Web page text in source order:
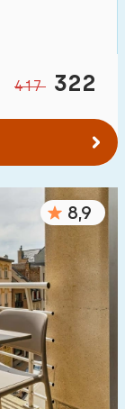
1
2
417 322
8,9